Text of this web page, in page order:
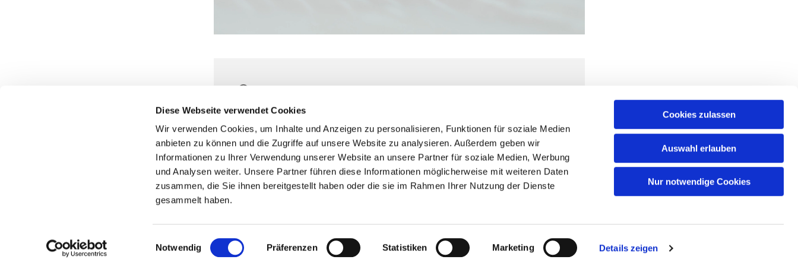
Diese Webseite verwendet Cookies
Wir verwenden Cookies, um Inhalte und Anzeigen zu personalisieren, Funktionen für soziale Medien
anbieten zu können und die Zugriffe auf unsere Website zu analysieren. Außerdem geben wir
Informationen zu Ihrer Verwendung unserer Website an unsere Partner für soziale Medien, Werbung
und Analysen weiter. Unsere Partner führen diese Informationen möglicherweise mit weiteren Daten
zusammen, die Sie ihnen bereitgestellt haben oder die sie im Rahmen Ihrer Nutzung der Dienste
gesammelt haben.
Einwilligungsauswahl
Notwendig Präferenzen Statistiken Marketing Details zeigen
Cookies zulassen
Auswahl erlauben
Nur notwendige Cookies
August 2027
https://cloud.nbr3.de/index.ph...